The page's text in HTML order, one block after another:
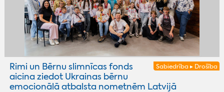
Sabiedrība ▸ Drošība
Rimi un Bērnu slimnīcas fonds
aicina ziedot Ukrainas bērnu
emocionālā atbalsta nometnēm Latvijā